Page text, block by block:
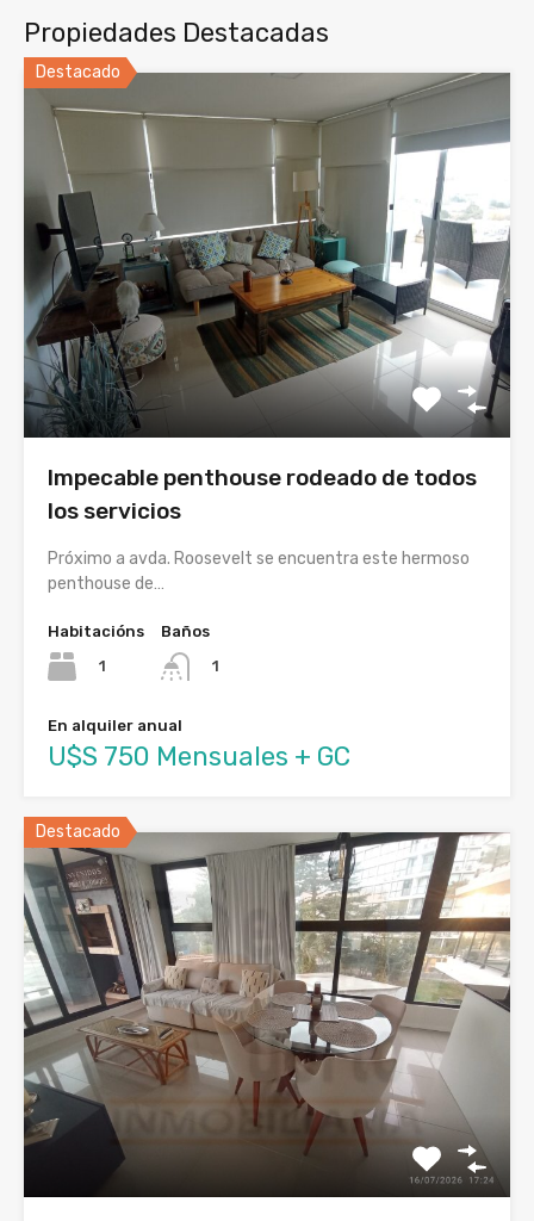
Propiedades Destacadas
Destacado
Impecable penthouse rodeado de todos
los servicios
Próximo a avda. Roosevelt se encuentra este hermoso
penthouse de…
Habitacións
1
Baños
1
En alquiler anual
U$S 750 Mensuales + GC
Destacado